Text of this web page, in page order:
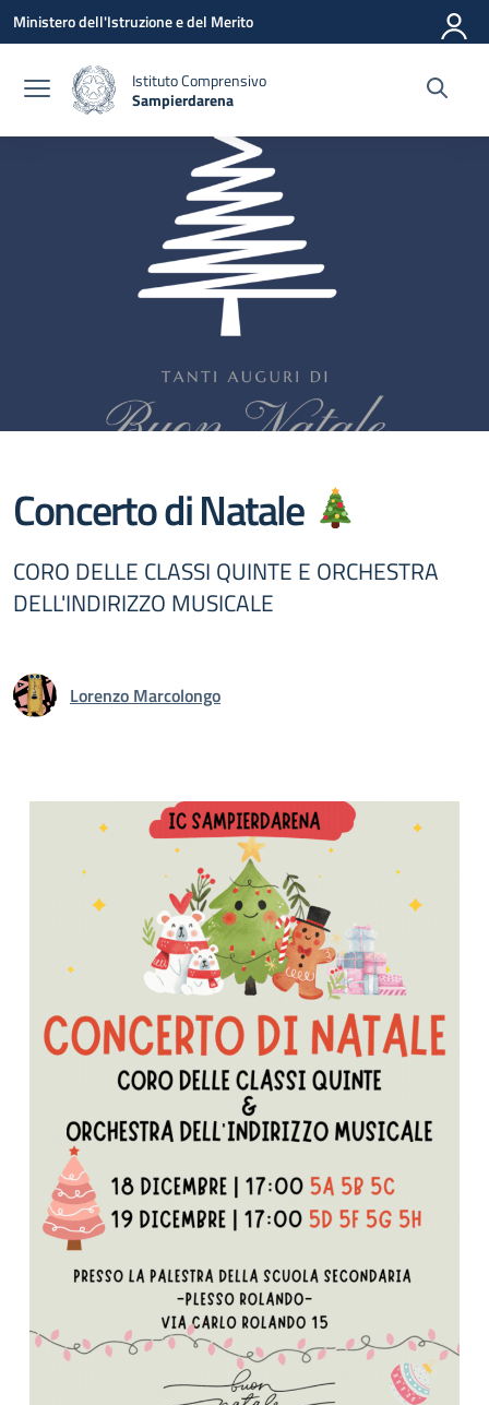
Vai ai contenuti
Vai al menu di navigazione
Vai al footer
Ministero dell'Istruzione e del Merito
Istituto Comprensivo
Sampierdarena
Concerto di Natale
CORO DELLE CLASSI QUINTE E ORCHESTRA
DELL'INDIRIZZO MUSICALE
Lorenzo Marcolongo